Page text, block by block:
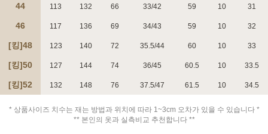
페이코 ID로 페
44 113 132 66 33/42 59 10 31
46 117 136 69 34/43 59 10 32
[킹]48 123 140 72 35.5/44 60 10 33
[킹]50 127 144 74 36/45 60.5 10 33.5
[킹]52 132 148 76 37.5/47 61.5 10 34.5
* 상품사이즈 치수는 재는 방법과 위치에 따라 1~3cm 오차가 있을 수 있습니다 *
** 본인의 옷과 실측비교 추천합니다 **